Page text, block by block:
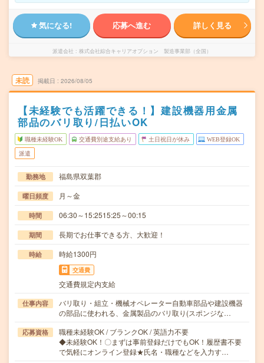
気になる! 応募へ進む 詳しく見る
派遣会社 株式会社綜合キャリアオプション 製造事業部（全国）
未読 掲載日 2026/08/05
【未経験でも活躍できる！】建設機器用金属
部品のバリ取り/日払いOK
職種未経験OK 交通費別途支給あり 土日祝日が休み WEB登録OK
派遣
勤務地 福島県双葉郡
曜日頻度 月～金
時間 06:30～15:2515:25～00:15
期間 長期でお仕事できる方、大歓迎！
時給 時給1300円
交通費
交通費規定内支給
仕事内容
バリ取り・組立・機械オペレーター自動車部品や建設機器
の部品に使われる、金属製品のバリ取り(スポンジな…
応募資格
職種未経験OK / ブランクOK / 英語力不要
◆未経験OK！〇まずは事前登録だけでもOK！履歴書不要
で気軽にオンライン登録★氏名・職種などを入力す…